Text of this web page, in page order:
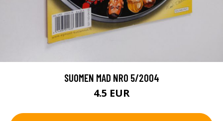
SUOMEN MAD NRO 5/2004
4.5 EUR